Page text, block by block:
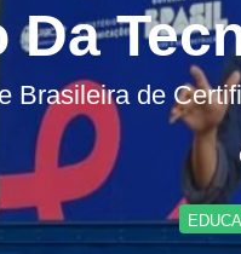
Da
Brasileira de